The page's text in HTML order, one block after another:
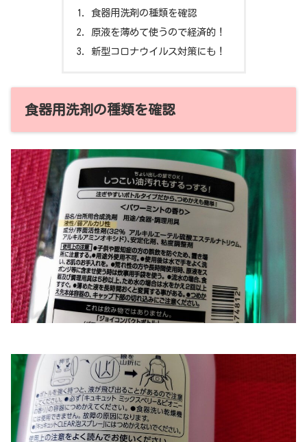
食器用洗剤の種類を確認
原液を薄めて使うので経済的！
新型コロナウイルス対策にも！
食器用洗剤の種類を確認